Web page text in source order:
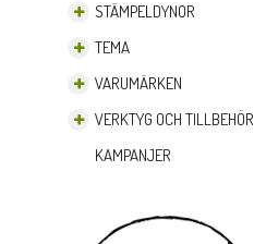
STÄMPELDYNOR
TEMA
VARUMÄRKEN
VERKTYG OCH TILLBEHÖR
KAMPANJER